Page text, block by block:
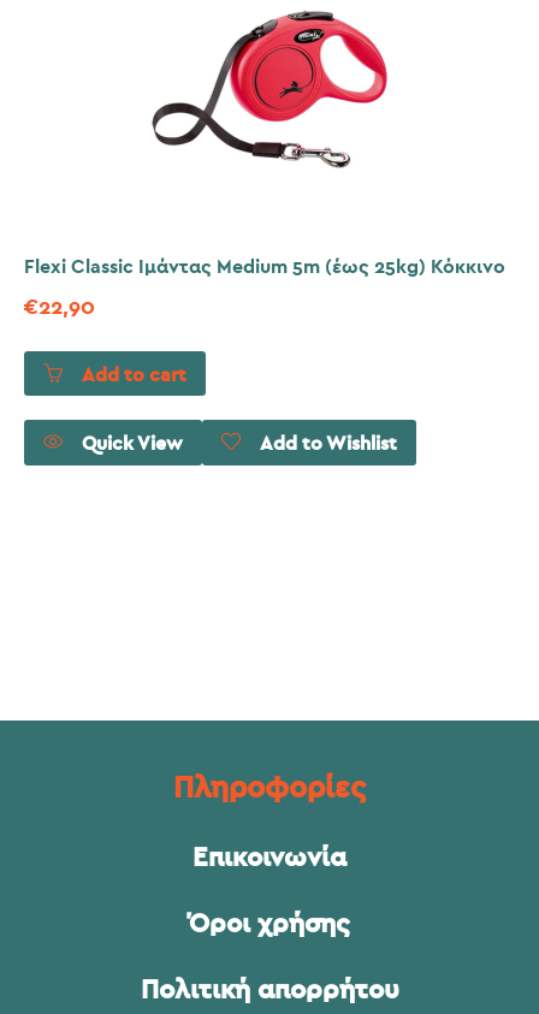
Flexi Classic Ιμάντας Medium 5m (έως 25kg) Κόκκινο
€22,90
Add to cart
Quick View Add to Wishlist
Πληροφορίες
Επικοινωνία
Όροι χρήσης
Πολιτική απορρήτου